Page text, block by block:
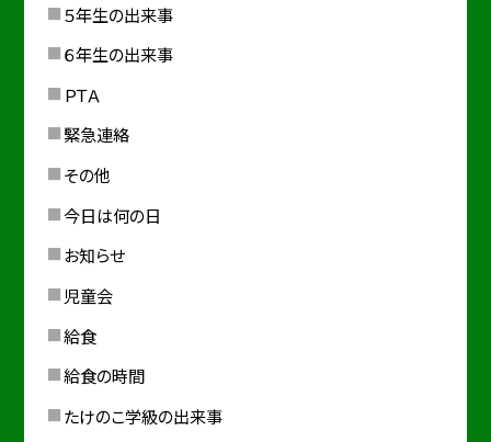
５年生の出来事
６年生の出来事
ＰＴＡ
緊急連絡
その他
今日は何の日
お知らせ
児童会
給食
給食の時間
たけのこ学級の出来事